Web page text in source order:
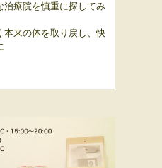
治療院を慎重に探してみ
本来の体を取り戻し、快